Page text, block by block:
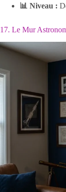
📊 Niveau :
17. Le Mur